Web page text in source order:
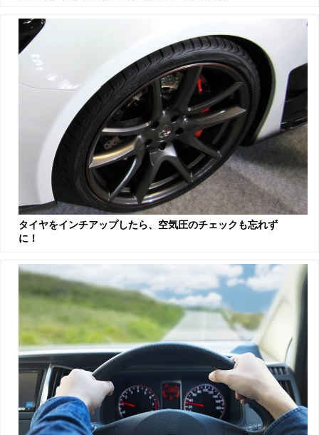
タイヤをインチアップしたら、空気圧のチェックも忘れず
に！